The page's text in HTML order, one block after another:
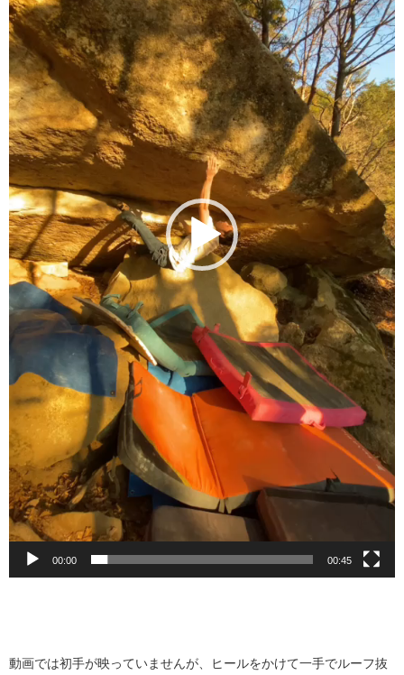
ヤ
ー
00:00 00:45
動画では初手が映っていませんが、ヒールをかけて一手でルーフ抜